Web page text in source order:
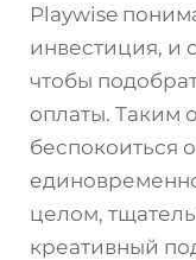
Playwise
инвестиция, и
чтобы
оплаты. Таким
беспокоиться
целом,
креативный